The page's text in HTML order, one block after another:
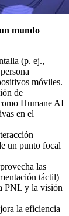
mundo
(p. ej.,
móviles.
de
Humane AI
en el
un punto focal
las
táctil)
PNL y la visión
la eficiencia